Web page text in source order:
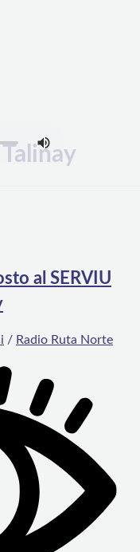
al SERVIU
/ Radio Ruta Norte